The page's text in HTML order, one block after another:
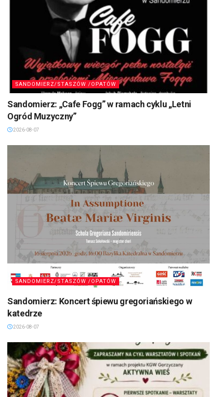
SANDOMIERZ/STASZÓW /OPATÓW
Sandomierz: „Cafe Fogg” w ramach cyklu „Letni
Ogród Muzyczny”
2026-08-07
SANDOMIERZ/STASZÓW /OPATÓW
Sandomierz: Koncert śpiewu gregoriańskiego w
katedrze
2026-08-07